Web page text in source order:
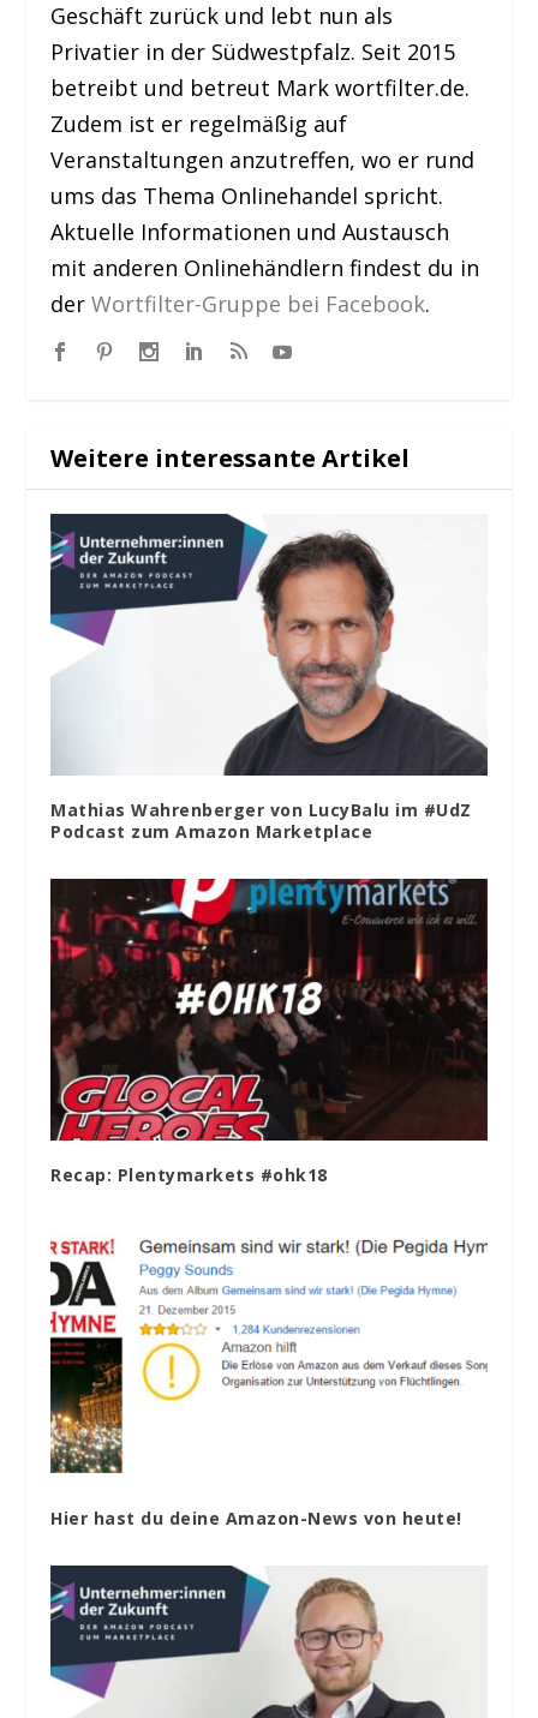
Geschäft zurück und lebt nun als
Privatier in der Südwestpfalz. Seit 2015
betreibt und betreut Mark wortfilter.de.
Zudem ist er regelmäßig auf
Veranstaltungen anzutreffen, wo er rund
ums das Thema Onlinehandel spricht.
Aktuelle Informationen und Austausch
mit anderen Onlinehändlern findest du in
derWortfilter-Gruppe bei Facebook.
Weitere interessante Artikel
Mathias Wahrenberger von LucyBalu im #UdZ
Podcast zum Amazon Marketplace
Recap: Plentymarkets #ohk18
Hier hast du deine Amazon-News von heute!